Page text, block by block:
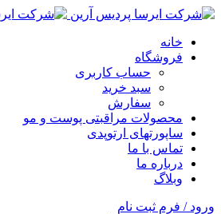
خانه
فروشگاه
حساب کاربری
سبد خرید
سفارش
محصولات مراقبتی پوست و مو
ساپورتهای ارتوپدی
تماس با ما
درباره ما
وبلاگ
ورود / فرم ثبت نام